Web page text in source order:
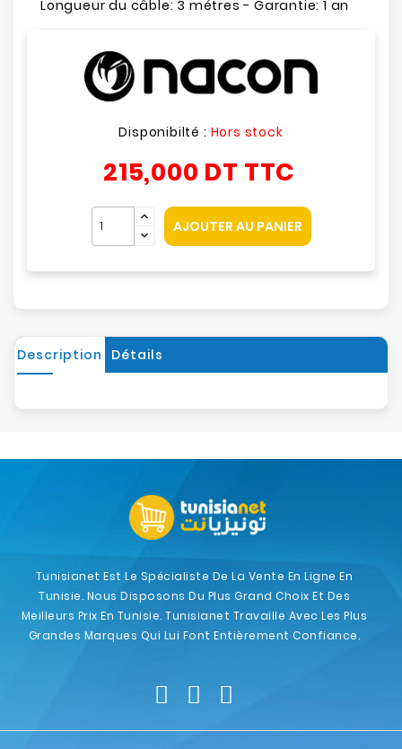
Longueur du câble: 3 métres - Garantie: 1 an
Disponibilté : Hors stock
215,000 DT TTC
AJOUTER AU PANIER
Description Détails
Tunisianet Est Le Spécialiste De La Vente En Ligne En
Tunisie. Nous Disposons Du Plus Grand Choix Et Des
Meilleurs Prix En Tunisie. Tunisianet Travaille Avec Les Plus
Grandes Marques Qui Lui Font Entièrement Confiance.